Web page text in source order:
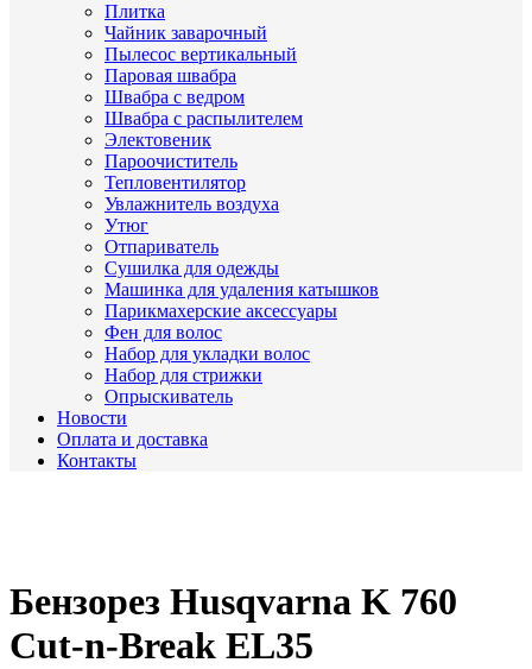
Плитка
Чайник заварочный
Пылесос вертикальный
Паровая швабра
Швабра с ведром
Швабра с распылителем
Электовеник
Пароочиститель
Тепловентилятор
Увлажнитель воздуха
Утюг
Отпариватель
Сушилка для одежды
Машинка для удаления катышков
Парикмахерские аксессуары
Фен для волос
Набор для укладки волос
Набор для стрижки
Опрыскиватель
Новости
Оплата и доставка
Контакты
Бензорез Husqvarna K 760
Cut-n-Break EL35